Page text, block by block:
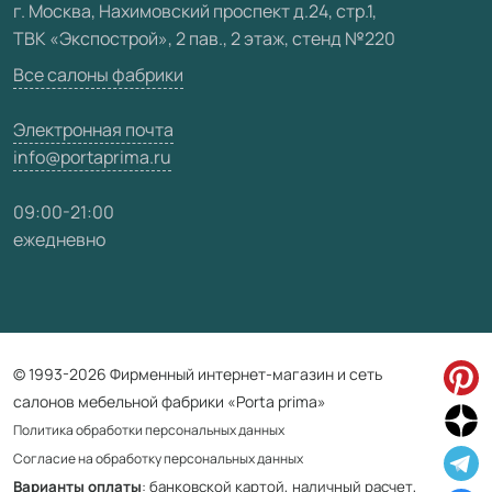
Карта сайта
г. Москва, Нахимовский проспект д.24, стр.1,
ТВК «Экспострой», 2 пав., 2 этаж, стенд №220
Все салоны фабрики
Электронная почта
info@portaprima.ru
09:00-21:00
ежедневно
© 1993-2026 Фирменный интернет-магазин и сеть
салонов мебельной фабрики «Porta prima»
Политика обработки персональных данных
Согласие на обработку персональных данных
Варианты оплаты: банковской картой, наличный расчет,